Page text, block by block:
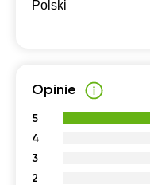
Polski
Opinie
5
4
3
2